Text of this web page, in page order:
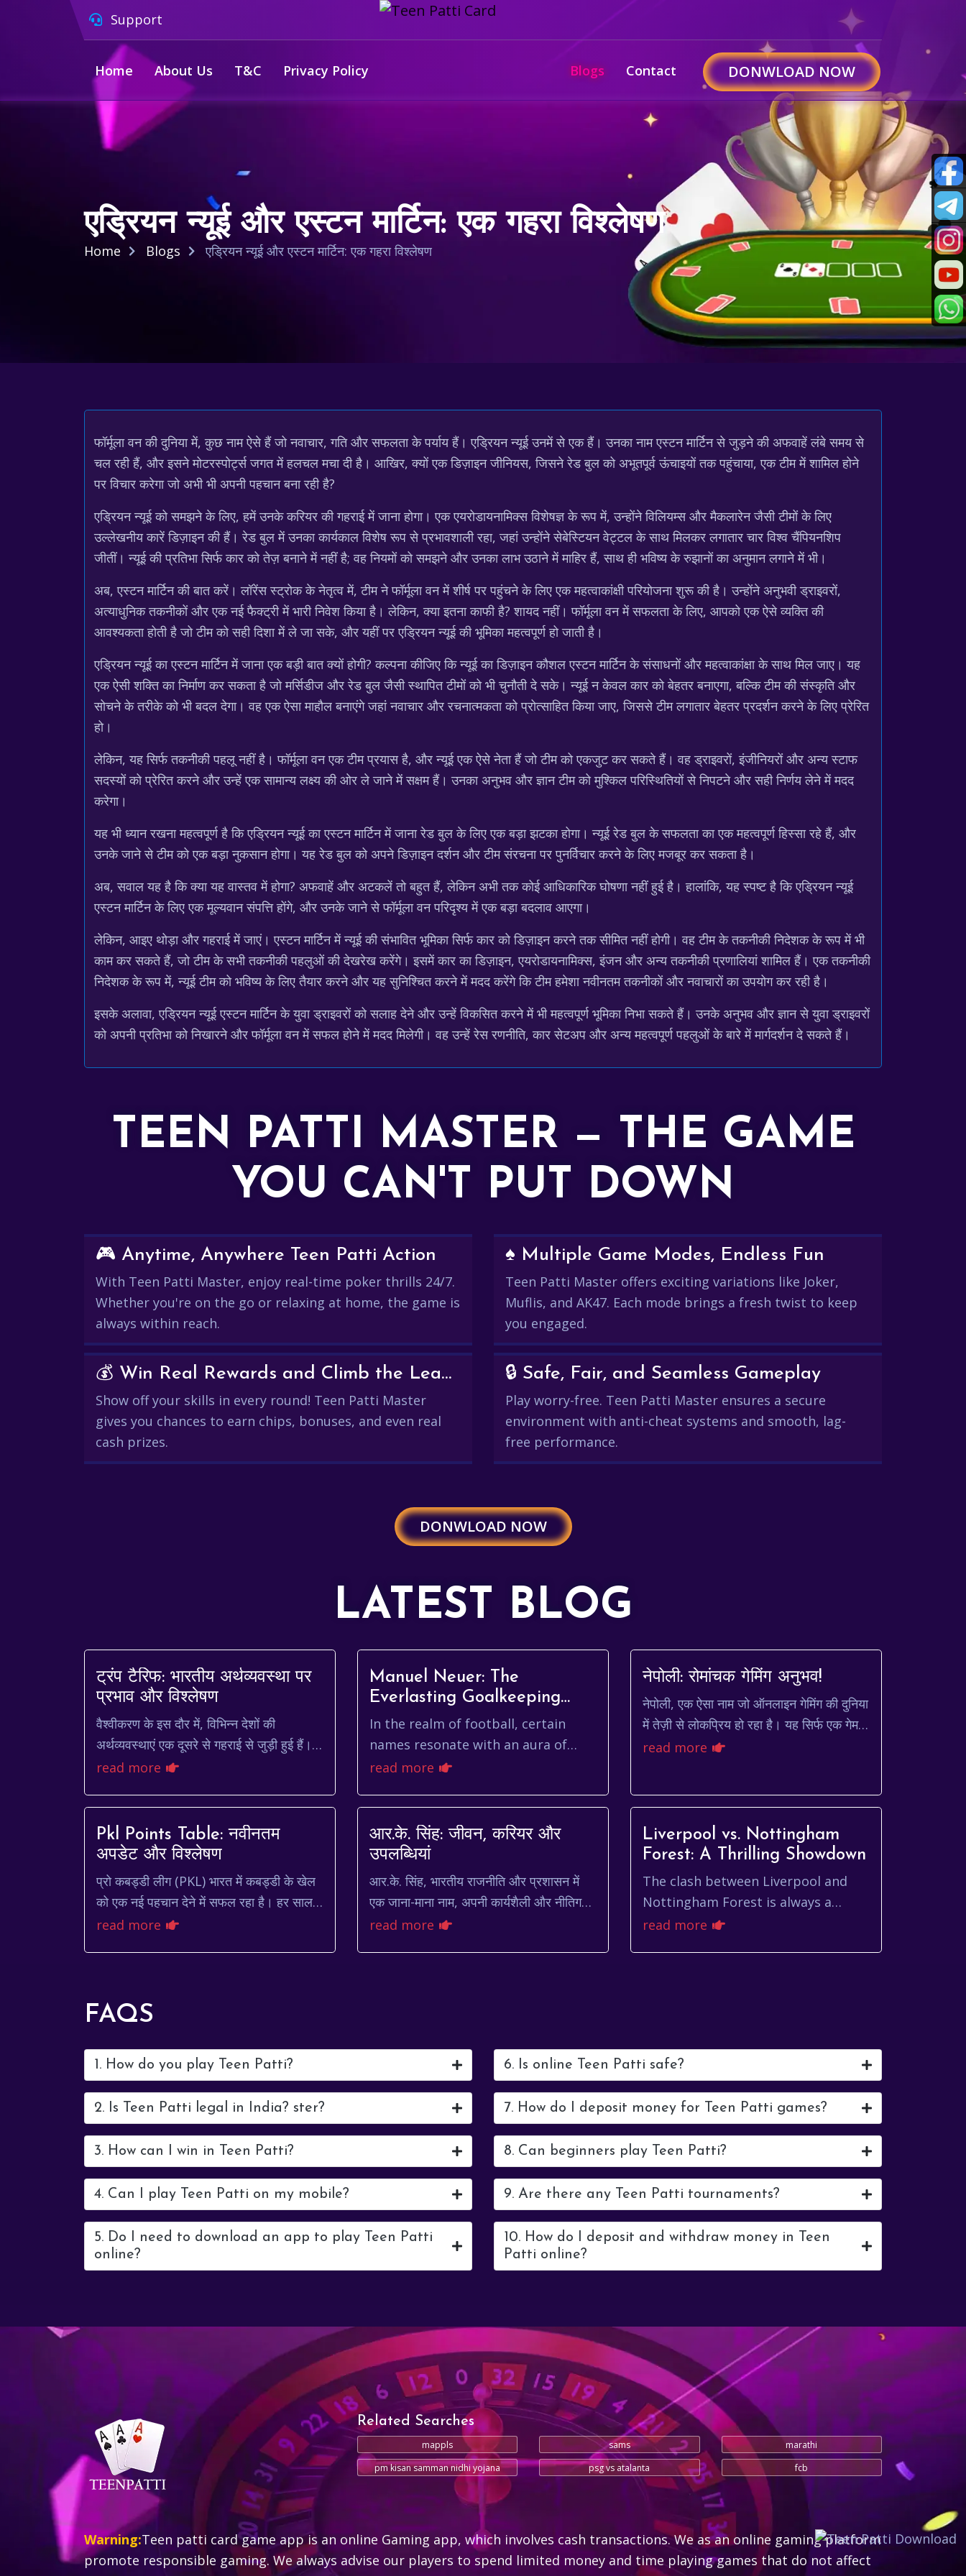
Support
Home About Us T&C Privacy Policy Blogs Contact DONWLOAD NOW
एड्रियन न्यूई और एस्टन मार्टिन: एक गहरा विश्लेषण
Home Blogs एड्रियन न्यूई और एस्टन मार्टिन: एक गहरा विश्लेषण
फॉर्मूला वन की दुनिया में, कुछ नाम ऐसे हैं जो नवाचार, गति और सफलता के पर्याय हैं। एड्रियन न्यूई उनमें से एक हैं। उनका नाम एस्टन मार्टिन से जुड़ने की अफवाहें लंबे समय से
चल रही हैं, और इसने मोटरस्पोर्ट्स जगत में हलचल मचा दी है। आखिर, क्यों एक डिज़ाइन जीनियस, जिसने रेड बुल को अभूतपूर्व ऊंचाइयों तक पहुंचाया, एक टीम में शामिल होने
पर विचार करेगा जो अभी भी अपनी पहचान बना रही है?
एड्रियन न्यूई को समझने के लिए, हमें उनके करियर की गहराई में जाना होगा। एक एयरोडायनामिक्स विशेषज्ञ के रूप में, उन्होंने विलियम्स और मैकलारेन जैसी टीमों के लिए
उल्लेखनीय कारें डिज़ाइन की हैं। रेड बुल में उनका कार्यकाल विशेष रूप से प्रभावशाली रहा, जहां उन्होंने सेबेस्टियन वेट्टल के साथ मिलकर लगातार चार विश्व चैंपियनशिप
जीतीं। न्यूई की प्रतिभा सिर्फ कार को तेज़ बनाने में नहीं है; वह नियमों को समझने और उनका लाभ उठाने में माहिर हैं, साथ ही भविष्य के रुझानों का अनुमान लगाने में भी।
अब, एस्टन मार्टिन की बात करें। लॉरेंस स्ट्रोक के नेतृत्व में, टीम ने फॉर्मूला वन में शीर्ष पर पहुंचने के लिए एक महत्वाकांक्षी परियोजना शुरू की है। उन्होंने अनुभवी ड्राइवरों,
अत्याधुनिक तकनीकों और एक नई फैक्ट्री में भारी निवेश किया है। लेकिन, क्या इतना काफी है? शायद नहीं। फॉर्मूला वन में सफलता के लिए, आपको एक ऐसे व्यक्ति की
आवश्यकता होती है जो टीम को सही दिशा में ले जा सके, और यहीं पर एड्रियन न्यूई की भूमिका महत्वपूर्ण हो जाती है।
एड्रियन न्यूई का एस्टन मार्टिन में जाना एक बड़ी बात क्यों होगी? कल्पना कीजिए कि न्यूई का डिज़ाइन कौशल एस्टन मार्टिन के संसाधनों और महत्वाकांक्षा के साथ मिल जाए। यह
एक ऐसी शक्ति का निर्माण कर सकता है जो मर्सिडीज और रेड बुल जैसी स्थापित टीमों को भी चुनौती दे सके। न्यूई न केवल कार को बेहतर बनाएगा, बल्कि टीम की संस्कृति और
सोचने के तरीके को भी बदल देगा। वह एक ऐसा माहौल बनाएंगे जहां नवाचार और रचनात्मकता को प्रोत्साहित किया जाए, जिससे टीम लगातार बेहतर प्रदर्शन करने के लिए प्रेरित
हो।
लेकिन, यह सिर्फ तकनीकी पहलू नहीं है। फॉर्मूला वन एक टीम प्रयास है, और न्यूई एक ऐसे नेता हैं जो टीम को एकजुट कर सकते हैं। वह ड्राइवरों, इंजीनियरों और अन्य स्टाफ
सदस्यों को प्रेरित करने और उन्हें एक सामान्य लक्ष्य की ओर ले जाने में सक्षम हैं। उनका अनुभव और ज्ञान टीम को मुश्किल परिस्थितियों से निपटने और सही निर्णय लेने में मदद
करेगा।
यह भी ध्यान रखना महत्वपूर्ण है कि एड्रियन न्यूई का एस्टन मार्टिन में जाना रेड बुल के लिए एक बड़ा झटका होगा। न्यूई रेड बुल के सफलता का एक महत्वपूर्ण हिस्सा रहे हैं, और
उनके जाने से टीम को एक बड़ा नुकसान होगा। यह रेड बुल को अपने डिज़ाइन दर्शन और टीम संरचना पर पुनर्विचार करने के लिए मजबूर कर सकता है।
अब, सवाल यह है कि क्या यह वास्तव में होगा? अफवाहें और अटकलें तो बहुत हैं, लेकिन अभी तक कोई आधिकारिक घोषणा नहीं हुई है। हालांकि, यह स्पष्ट है कि एड्रियन न्यूई
एस्टन मार्टिन के लिए एक मूल्यवान संपत्ति होंगे, और उनके जाने से फॉर्मूला वन परिदृश्य में एक बड़ा बदलाव आएगा।
लेकिन, आइए थोड़ा और गहराई में जाएं। एस्टन मार्टिन में न्यूई की संभावित भूमिका सिर्फ कार को डिज़ाइन करने तक सीमित नहीं होगी। वह टीम के तकनीकी निदेशक के रूप में भी
काम कर सकते हैं, जो टीम के सभी तकनीकी पहलुओं की देखरेख करेंगे। इसमें कार का डिज़ाइन, एयरोडायनामिक्स, इंजन और अन्य तकनीकी प्रणालियां शामिल हैं। एक तकनीकी
निदेशक के रूप में, न्यूई टीम को भविष्य के लिए तैयार करने और यह सुनिश्चित करने में मदद करेंगे कि टीम हमेशा नवीनतम तकनीकों और नवाचारों का उपयोग कर रही है।
इसके अलावा, एड्रियन न्यूई एस्टन मार्टिन के युवा ड्राइवरों को सलाह देने और उन्हें विकसित करने में भी महत्वपूर्ण भूमिका निभा सकते हैं। उनके अनुभव और ज्ञान से युवा ड्राइवरों
को अपनी प्रतिभा को निखारने और फॉर्मूला वन में सफल होने में मदद मिलेगी। वह उन्हें रेस रणनीति, कार सेटअप और अन्य महत्वपूर्ण पहलुओं के बारे में मार्गदर्शन दे सकते हैं।
TEEN PATTI MASTER — THE GAME
YOU CAN'T PUT DOWN
🎮 Anytime, Anywhere Teen Patti Action
With Teen Patti Master, enjoy real-time poker thrills 24/7.
Whether you're on the go or relaxing at home, the game is
always within reach.
♠️ Multiple Game Modes, Endless Fun
Teen Patti Master offers exciting variations like Joker,
Muflis, and AK47. Each mode brings a fresh twist to keep
you engaged.
💰 Win Real Rewards and Climb the Leaderboard
Show off your skills in every round! Teen Patti Master
gives you chances to earn chips, bonuses, and even real
cash prizes.
🔒 Safe, Fair, and Seamless Gameplay
Play worry-free. Teen Patti Master ensures a secure
environment with anti-cheat systems and smooth, lag-
free performance.
DONWLOAD NOW
LATEST BLOG
ट्रंप टैरिफ: भारतीय अर्थव्यवस्था पर
प्रभाव और विश्लेषण
वैश्वीकरण के इस दौर में, विभिन्न देशों की
अर्थव्यवस्थाएं एक दूसरे से गहराई से जुड़ी हुई हैं।
ऐसे में, किसी एक देश की व्यापार नीति में बदलाव का
read more
Manuel Neuer: The
Everlasting Goalkeeping
Icon
In the realm of football, certain
names resonate with an aura of
invincibility and unmatched skill.
More than just a go...
read more
नेपोली: रोमांचक गेमिंग अनुभव!
नेपोली, एक ऐसा नाम जो ऑनलाइन गेमिंग की दुनिया
में तेज़ी से लोकप्रिय हो रहा है। यह सिर्फ एक गेम
नहीं है, बल्कि एक अनुभव है जो आपको मनोरंजन
read more
Pkl Points Table: नवीनतम
अपडेट और विश्लेषण
प्रो कबड्डी लीग (PKL) भारत में कबड्डी के खेल
को एक नई पहचान देने में सफल रहा है। हर साल,
यह लीग दर्शकों को रोमांचक मुकाबले और शानदार
read more
आर.के. सिंह: जीवन, करियर और
उपलब्धियां
आर.के. सिंह, भारतीय राजनीति और प्रशासन में
एक जाना-माना नाम, अपनी कार्यशैली और नीतिगत
दृष्टिकोण के लिए प्रसिद्ध हैं। उनका जीवन और
read more
Liverpool vs. Nottingham
Forest: A Thrilling Showdown
The clash between Liverpool and
Nottingham Forest is always a
highly anticipated event for football
read more
FAQS
1. How do you play Teen Patti?
2. Is Teen Patti legal in India? ster?
3. How can I win in Teen Patti?
4. Can I play Teen Patti on my mobile?
5. Do I need to download an app to play Teen Patti
online?
6. Is online Teen Patti safe?
7. How do I deposit money for Teen Patti games?
8. Can beginners play Teen Patti?
9. Are there any Teen Patti tournaments?
10. How do I deposit and withdraw money in Teen
Patti online?
Related Searches
mappls sams
marathi
pm kisan samman nidhi yojana
psg vs atalanta fcb
Warning:Teen patti card game app is an online Gaming app, which involves cash transactions. We as an online gaming platform
promote responsible gaming. We always advise our players to spend limited money and time playing games that do not affect